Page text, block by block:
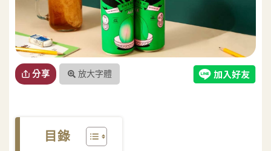
分享 放大字體
目錄